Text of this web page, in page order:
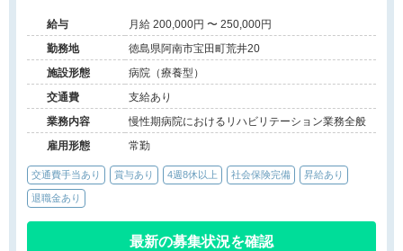
給与
月給 200,000円 〜 250,000円
勤務地
徳島県阿南市宝田町荒井20
施設形態
病院（療養型）
交通費
支給あり
業務内容
慢性期病院におけるリハビリテーション業務全般
雇用形態
常勤
交通費手当あり 賞与あり 4週8休以上 社会保険完備 昇給あり
退職金あり
最新の募集状況を確認